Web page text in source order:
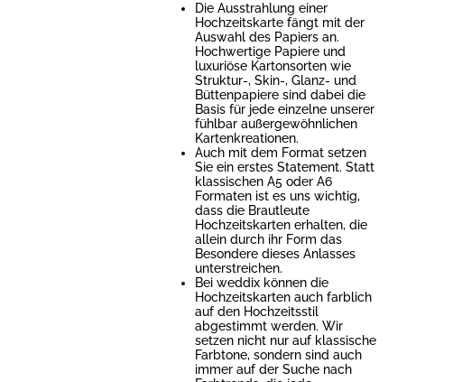
Die Ausstrahlung einer
Hochzeitskarte fängt mit der
Auswahl des Papiers an.
Hochwertige Papiere und
luxuriöse Kartonsorten wie
Struktur-, Skin-, Glanz- und
Büttenpapiere sind dabei die
Basis für jede einzelne unserer
fühlbar außergewöhnlichen
Kartenkreationen.
Auch mit dem Format setzen
Sie ein erstes Statement. Statt
klassischen A5 oder A6
Formaten ist es uns wichtig,
dass die Brautleute
Hochzeitskarten erhalten, die
allein durch ihr Form das
Besondere dieses Anlasses
unterstreichen.
Bei weddix können die
Hochzeitskarten auch farblich
auf den Hochzeitsstil
abgestimmt werden. Wir
setzen nicht nur auf klassische
Farbtone, sondern sind auch
immer auf der Suche nach